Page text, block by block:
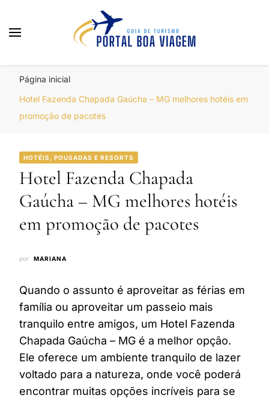
Página inicial
Hotel Fazenda Chapada Gaúcha – MG melhores hotéis em
promoção de pacotes
HOTÉIS, POUSADAS E RESORTS
Hotel Fazenda Chapada
Gaúcha – MG melhores hotéis
em promoção de pacotes
por MARIANA
Quando o assunto é aproveitar as férias em
família ou aproveitar um passeio mais
tranquilo entre amigos, um Hotel Fazenda
Chapada Gaúcha – MG é a melhor opção.
Ele oferece um ambiente tranquilo de lazer
voltado para a natureza, onde você poderá
encontrar muitas opções incríveis para se